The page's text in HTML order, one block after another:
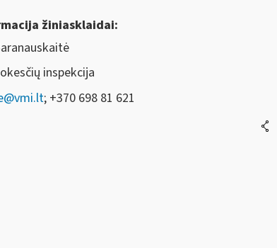
žiniasklaidai:
inspekcija
; +370 698 81 621